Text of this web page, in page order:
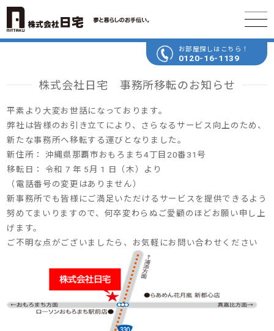
お部屋探しはこちら！
0120-16-1139
株式会社日宅 事務所移転のお知らせ
平素より大変お世話になっております。
弊社は皆様のお引き立てにより、さらなるサービス向上のため、
新たな事務所へ移転する運びとなりました。
新住所： 沖縄県那覇市おもろまち4丁目20番31号
移転日： 令和 7 年 5月 1 日（木）より
（電話番号の変更はありません）
新事務所でも皆様にご満足いただけるサービスを提供できるよう
努めてまいりますので、何卒変わらぬご愛顧のほどお願い申し上
げます。
ご不明な点がございましたら、お気軽にお問い合わせください